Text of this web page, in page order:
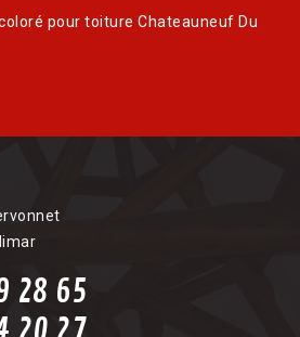
pour toiture Chateauneuf Du
28 65